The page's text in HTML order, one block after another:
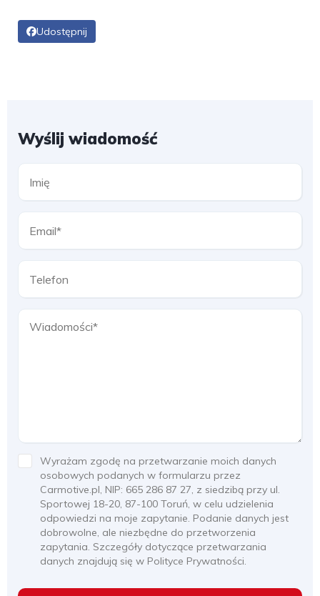
Udostępnij
Wyślij wiadomość
Wyrażam zgodę na przetwarzanie moich danych
osobowych podanych w formularzu przez
Carmotive.pl, NIP: 665 286 87 27, z siedzibą przy ul.
Sportowej 18-20, 87-100 Toruń, w celu udzielenia
odpowiedzi na moje zapytanie. Podanie danych jest
dobrowolne, ale niezbędne do przetworzenia
zapytania. Szczegóły dotyczące przetwarzania
danych znajdują się w Polityce Prywatności.